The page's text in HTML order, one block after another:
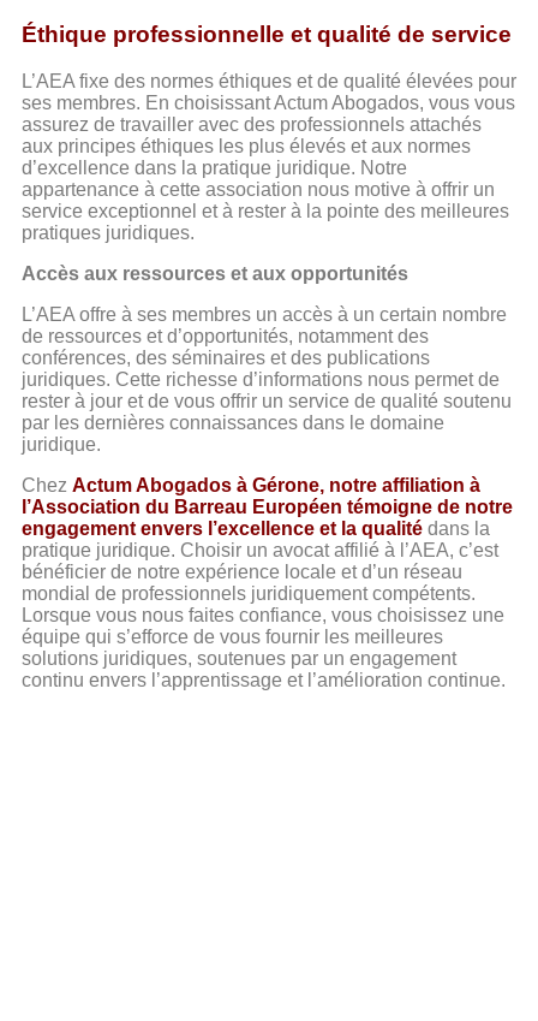
Éthique professionnelle et qualité de service
L’AEA fixe des normes éthiques et de qualité élevées pour
ses membres. En choisissant Actum Abogados, vous vous
assurez de travailler avec des professionnels attachés
aux principes éthiques les plus élevés et aux normes
d’excellence dans la pratique juridique. Notre
appartenance à cette association nous motive à offrir un
service exceptionnel et à rester à la pointe des meilleures
pratiques juridiques.
Accès aux ressources et aux opportunités
L’AEA offre à ses membres un accès à un certain nombre
de ressources et d’opportunités, notamment des
conférences, des séminaires et des publications
juridiques. Cette richesse d’informations nous permet de
rester à jour et de vous offrir un service de qualité soutenu
par les dernières connaissances dans le domaine
juridique.
Chez Actum Abogados à Gérone, notre affiliation à
l’Association du Barreau Européen témoigne de notre
engagement envers l’excellence et la qualité dans la
pratique juridique. Choisir un avocat affilié à l’AEA, c’est
bénéficier de notre expérience locale et d’un réseau
mondial de professionnels juridiquement compétents.
Lorsque vous nous faites confiance, vous choisissez une
équipe qui s’efforce de vous fournir les meilleures
solutions juridiques, soutenues par un engagement
continu envers l’apprentissage et l’amélioration continue.